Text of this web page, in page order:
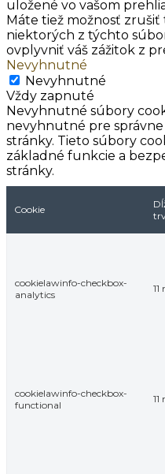
uložené vo vašom
Máte tiež možnosť zrušiť
niektorých z týchto
ovplyvniť váš zážitok z
Nevyhnutné
Nevyhnutné
Vždy zapnuté
Nevyhnutné súbory
nevyhnutné pre
stránky. Tieto súbory
základné funkcie a
stránky.
Cookie
cookielawinfo-checkbox-
analytics
cookielawinfo-checkbox-
functional